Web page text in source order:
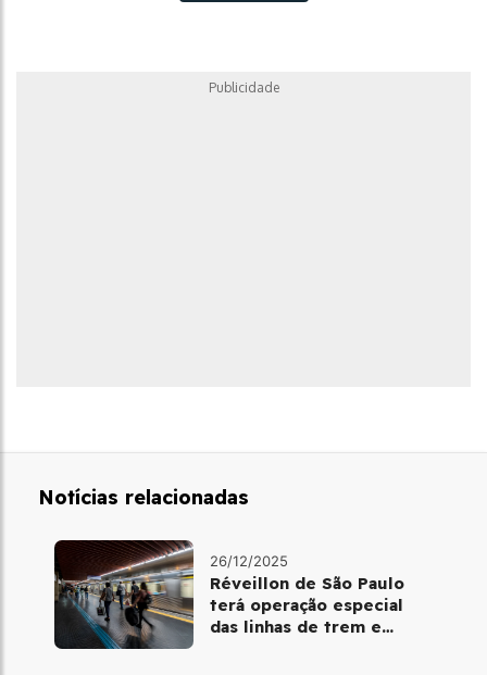
Publicidade
Notícias relacionadas
26/12/2025
Réveillon de São Paulo
terá operação especial
das linhas de trem e